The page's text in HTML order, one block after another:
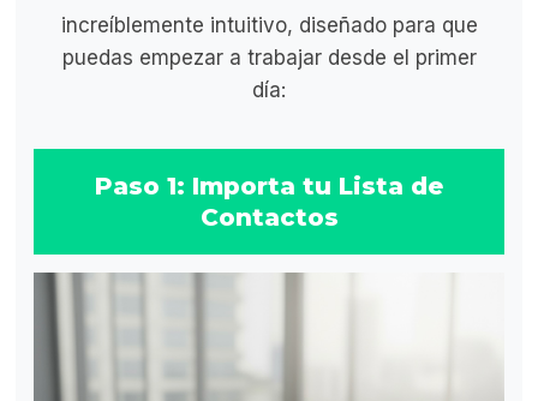
increíblemente intuitivo, diseñado para que
puedas empezar a trabajar desde el primer
día:
Paso 1: Importa tu Lista de
Contactos